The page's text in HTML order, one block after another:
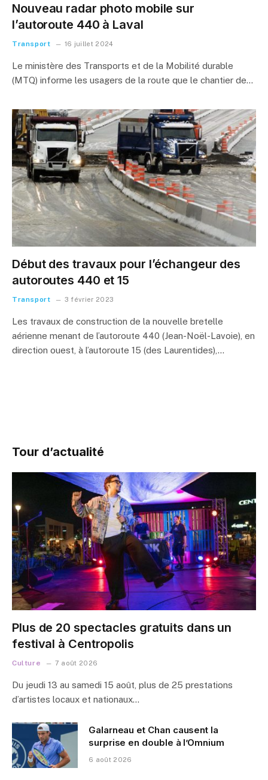
Nouveau radar photo mobile sur
l’autoroute 440 à Laval
Transport 16 juillet 2024
Le ministère des Transports et de la Mobilité durable
(MTQ) informe les usagers de la route que le chantier de…
Début des travaux pour l’échangeur des
autoroutes 440 et 15
Transport 3 février 2023
Les travaux de construction de la nouvelle bretelle
aérienne menant de l’autoroute 440 (Jean-Noël-Lavoie), en
direction ouest, à l’autoroute 15 (des Laurentides),…
Tour d’actualité
Plus de 20 spectacles gratuits dans un
festival à Centropolis
Culture 7 août 2026
Du jeudi 13 au samedi 15 août, plus de 25 prestations
d’artistes locaux et nationaux…
Galarneau et Chan causent la
surprise en double à l’Omnium
6 août 2026